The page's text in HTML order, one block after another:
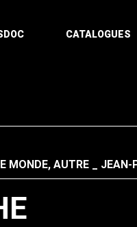
CATALOGUES
MONDE, AUTRE JEAN-